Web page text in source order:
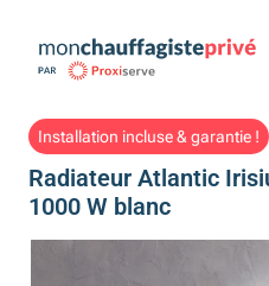
Installation incluse & garantie !
Radiateur Atlantic
1000 W blanc